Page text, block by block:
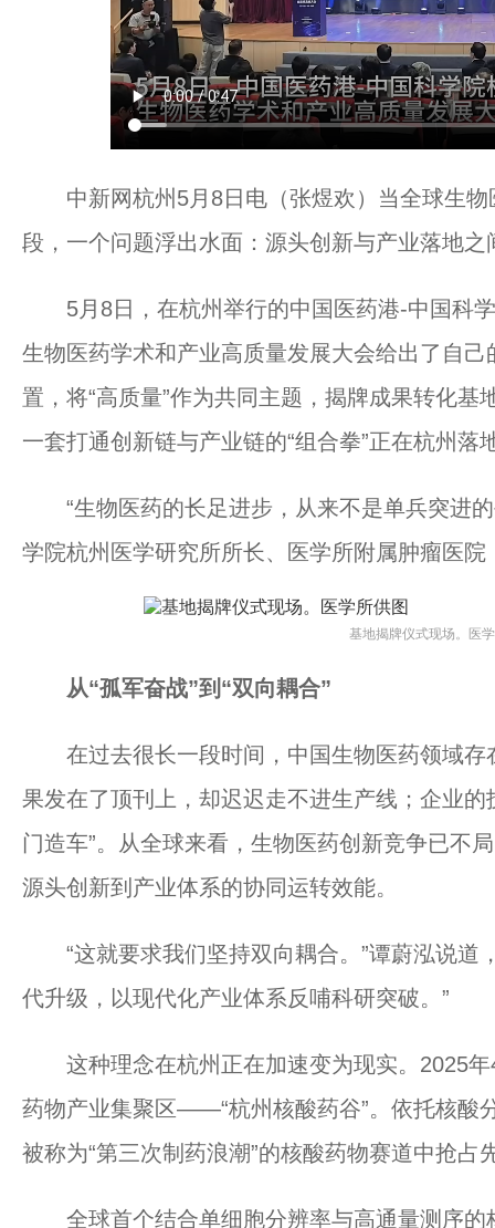
中新网杭州5月8日电（张煜欢）当全球生物
段，一个问题浮出水面：源头创新与产业落地之
5月8日，在杭州举行的中国医药港-中国科学
生物医药学术和产业高质量发展大会给出了自己
置，将“高质量”作为共同主题，揭牌成果转化
一套打通创新链与产业链的“组合拳”正在杭州落
“生物医药的长足进步，从来不是单兵突进的
学院杭州医学研究所所长、医学所附属肿瘤医
基地揭牌仪式现场。医
从“孤军奋战”到“双向耦合”
在过去很长一段时间，中国生物医药领域存
果发在了顶刊上，却迟迟走不进生产线；企业
门造车”。从全球来看，生物医药创新竞争已不
源头创新到产业体系的协同运转效能。
“这就要求我们坚持双向耦合。”谭蔚泓说道
代升级，以现代化产业体系反哺科研突破。”
这种理念在杭州正在加速变为现实。2025年
药物产业集聚区——“杭州核酸药谷”。依托核酸
被称为“第三次制药浪潮”的核酸药物赛道中抢占
全球首个结合单细胞分辨率与高通量测序的